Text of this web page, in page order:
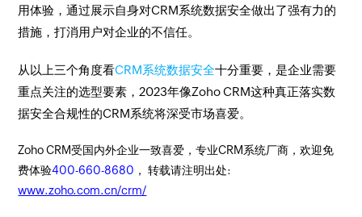
用体验，通过展示自身对CRM系统数据安全做出了强有力的
措施，打消用户对企业的不信任。
从以上三个角度看CRM系统数据安全十分重要，是企业需要
重点关注的选型要素，2023年像Zoho CRM这种真正落实数
据安全合规性的CRM系统将深受市场喜爱。
Zoho CRM受国内外企业一致喜爱，专业CRM系统厂商，欢迎免
费体验400-660-8680 ， 转载请注明出处:
www.zoho.com.cn/crm/